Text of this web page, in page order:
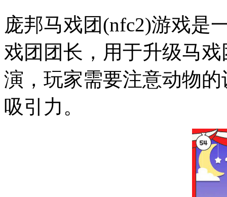
庞邦马戏团(nfc2)游戏是
戏团团长，用于升级马
演，玩家需要注意动物
吸引力。